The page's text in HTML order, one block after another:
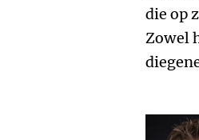
die op
Zowel